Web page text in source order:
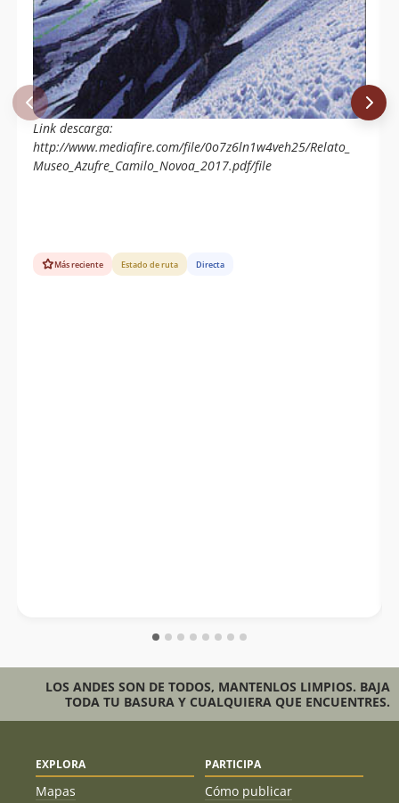
Link descarga:
http://www.mediafire.com/file/0o7z6ln1w4veh25/Relato_
Museo_Azufre_Camilo_Novoa_2017.pdf/file
Más reciente Estado de ruta Directa
LOS ANDES SON DE TODOS, MANTENLOS LIMPIOS. BAJA
TODA TU BASURA Y CUALQUIERA QUE ENCUENTRES.
EXPLORA
Mapas
PARTICIPA
Cómo publicar